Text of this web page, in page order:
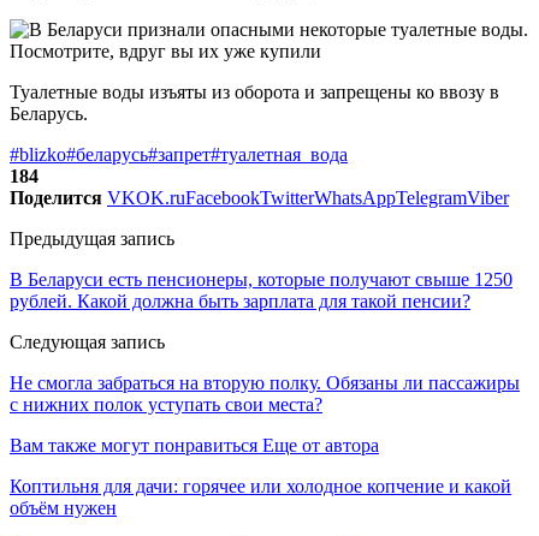
Туалетные воды изъяты из оборота и запрещены ко ввозу в
Беларусь.
#blizko#беларусь#запрет#туалетная_вода
184
Поделится VKOK.ruFacebookTwitterWhatsAppTelegramViber
Предыдущая запись
В Беларуси есть пенсионеры, которые получают свыше 1250
рублей. Какой должна быть зарплата для такой пенсии?
Следующая запись
Не смогла забраться на вторую полку. Обязаны ли пассажиры
с нижних полок уступать свои места?
Вам также могут понравиться Еще от автора
Коптильня для дачи: горячее или холодное копчение и какой
объём нужен